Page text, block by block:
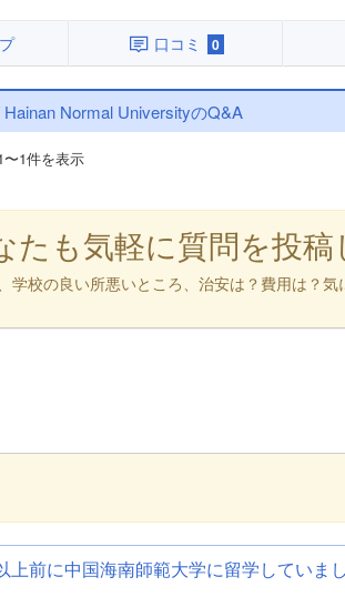
口コミ 0
Normal UniversityのQ&A
〜1件を表示
たも気軽に質問を投稿
学校の良い所悪いところ、治安は？費用は？
上前に中国海南師範大学に留学していま